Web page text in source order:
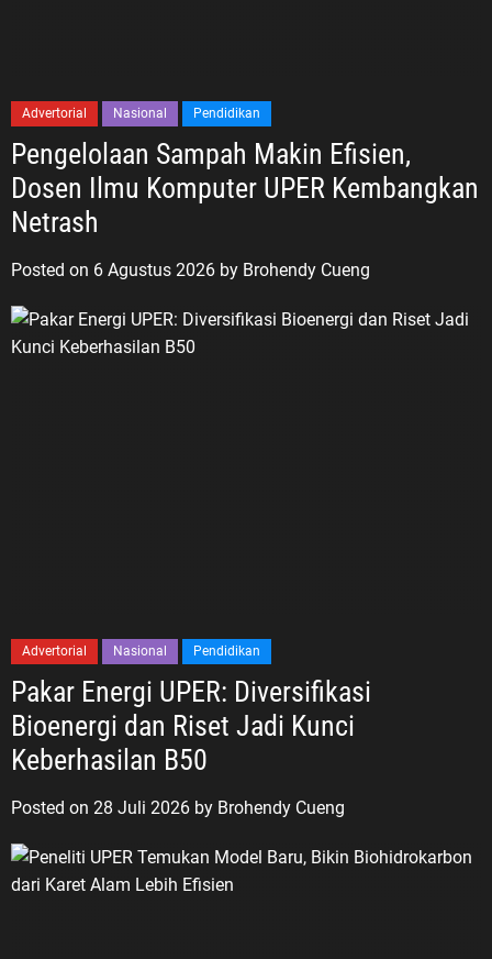
Advertorial Nasional Pendidikan
Pengelolaan Sampah Makin Efisien,
Dosen Ilmu Komputer UPER Kembangkan
Netrash
Posted on 6 Agustus 2026 by Brohendy Cueng
Advertorial Nasional Pendidikan
Pakar Energi UPER: Diversifikasi
Bioenergi dan Riset Jadi Kunci
Keberhasilan B50
Posted on 28 Juli 2026 by Brohendy Cueng